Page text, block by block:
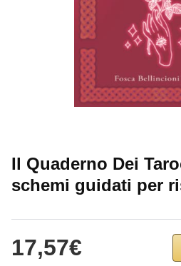
Il Quaderno Dei
schemi guidati per
17,57€